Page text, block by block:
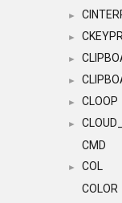
►
►
►
►
► CLOOP
►
CMD
►
COL
COLOR